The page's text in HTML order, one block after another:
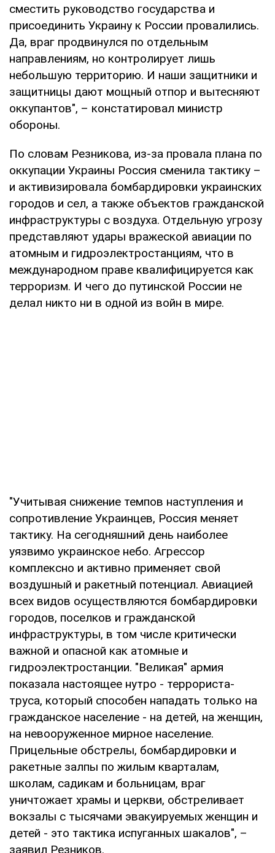
сместить руководство государства и
присоединить Украину к России провалились.
Да, враг продвинулся по отдельным
направлениям, но контролирует лишь
небольшую территорию. И наши защитники и
защитницы дают мощный отпор и вытесняют
оккупантов", – констатировал министр
обороны.
По словам Резникова, из-за провала плана по
оккупации Украины Россия сменила тактику –
и активизировала бомбардировки украинских
городов и сел, а также объектов гражданской
инфраструктуры с воздуха. Отдельную угрозу
представляют удары вражеской авиации по
атомным и гидроэлектростанциям, что в
международном праве квалифицируется как
терроризм. И чего до путинской России не
делал никто ни в одной из войн в мире.
"Учитывая снижение темпов наступления и
сопротивление Украинцев, Россия меняет
тактику. На сегодняшний день наиболее
уязвимо украинское небо. Агрессор
комплексно и активно применяет свой
воздушный и ракетный потенциал. Авиацией
всех видов осуществляются бомбардировки
городов, поселков и гражданской
инфраструктуры, в том числе критически
важной и опасной как атомные и
гидроэлектростанции. "Великая" армия
показала настоящее нутро - террориста-
труса, который способен нападать только на
гражданское население - на детей, на женщин,
на невооруженное мирное население.
Прицельные обстрелы, бомбардировки и
ракетные залпы по жилым кварталам,
школам, садикам и больницам, враг
уничтожает храмы и церкви, обстреливает
вокзалы с тысячами эвакуируемых женщин и
детей - это тактика испуганных шакалов", –
заявил Резников.